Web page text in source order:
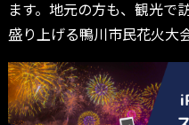
ます。地元の方も、観光で
盛り上げる鴨川市民花火大